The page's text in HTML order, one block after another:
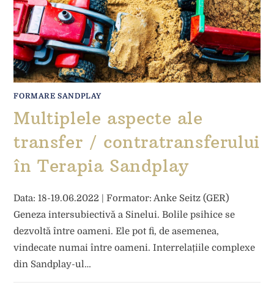
FORMARE SANDPLAY
Multiplele aspecte ale
transfer / contratransferului
în Terapia Sandplay
Data: 18-19.06.2022 | Formator: Anke Seitz (GER)
Geneza intersubiectivă a Sinelui. Bolile psihice se
dezvoltă între oameni. Ele pot fi, de asemenea,
vindecate numai între oameni. Interrelațiile complexe
din Sandplay-ul…